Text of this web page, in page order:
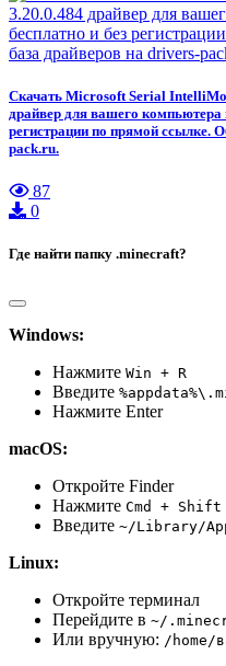
Скачать Microsoft Serial
драйвер для вашего компьютера
регистрации по прямой ссылке.
pack.ru.
87
0
Где найти папку .minecraft?
Windows:
Нажмите Win + R
Введите
Нажмите Enter
macOS:
Откройте Finder
Нажмите Cmd + Shift
Введите ~/Library/
Linux:
Откройте терминал
Перейдите в ~/
Или вручную: /home/